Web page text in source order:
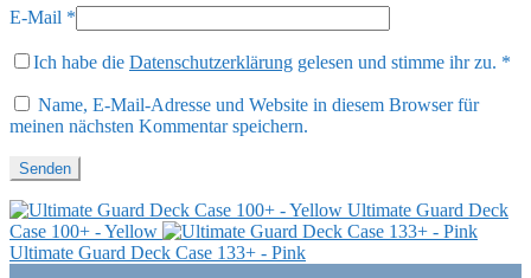
E-Mail *
Ich habe die Datenschutzerklärung gelesen und stimme ihr zu. *
Name, E-Mail-Adresse und Website in diesem Browser für
meinen nächsten Kommentar speichern.
Ultimate Guard Deck
Case 100+ - Yellow
Ultimate Guard Deck Case 133+ - Pink